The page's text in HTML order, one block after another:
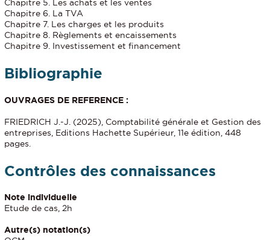
Chapitre 5. Les achats et les ventes
Chapitre 6. La TVA
Chapitre 7. Les charges et les produits
Chapitre 8. Règlements et encaissements
Chapitre 9. Investissement et financement
Bibliographie
OUVRAGES DE REFERENCE :
FRIEDRICH J.-J. (2025), Comptabilité générale et Gestion des
entreprises, Editions Hachette Supérieur, 11e édition, 448
pages.
Contrôles des connaissances
Note individuelle
Etude de cas, 2h
Autre(s) notation(s)